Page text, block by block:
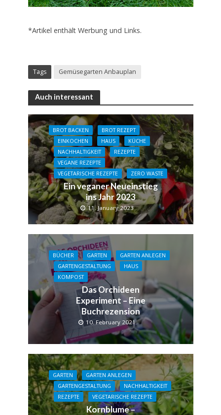
*Artikel enthält Werbung und Links.
Tags Gemüsegarten Anbauplan
Auch interessant
BROT BACKEN
BROT REZEPT
EINKOCHEN
HAUS
KÜCHE
NACHHALTIGKEIT
REZEPTE
VEGANE REZEPTE
VEGETARISCHE REZEPTE
ZERO WASTE
Ein veganer Neueinstieg
ins Jahr 2023
11. January 2023
BÜCHER GARTEN
GARTEN ANLEGEN
GARTENGESTALTUNG
HAUS
KOMPOST
Das Orchideen
Experiment – Eine
Buchrezension
10. February 2021
GARTEN
GARTEN ANLEGEN
GARTENGESTALTUNG
NACHHALTIGKEIT
REZEPTE
VEGETARISCHE REZEPTE
Kornblume –